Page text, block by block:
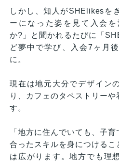
しかし、知人がSHElikesを
ーになった姿を見て入会
か?」と聞かれるたびに「
ど夢中で学び、入会7ヶ月
に。
現在は地元大分でデザイン
り、カフェのタペストリーや
す。
「地方に住んでいても、子
合ったスキルを身につけるこ
は広がります。地方でも理